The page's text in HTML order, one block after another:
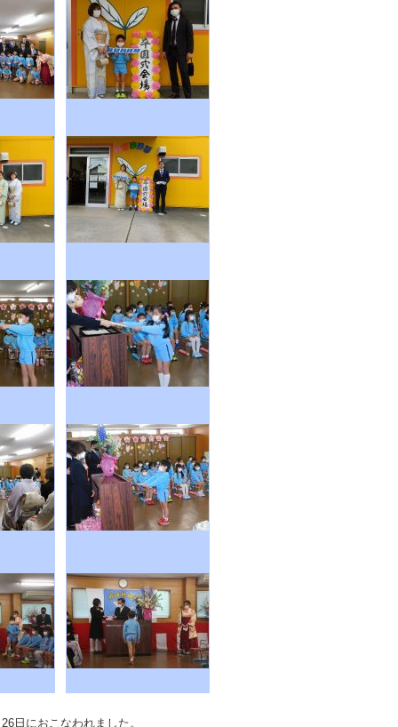
日におこなわれました。